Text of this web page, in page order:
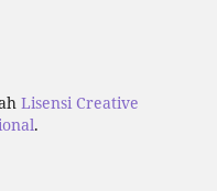
Lisensi Creative
.